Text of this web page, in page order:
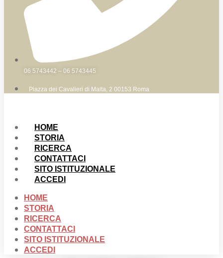
06 5743442 – 06 5743445
Piazza dei Cavalieri di Malta, 2 00153 Roma
HOME
STORIA
RICERCA
CONTATTACI
SITO ISTITUZIONALE
ACCEDI
HOME
STORIA
RICERCA
CONTATTACI
SITO ISTITUZIONALE
ACCEDI